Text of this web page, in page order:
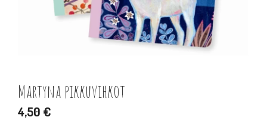
Martyna pikkuvihkot
4,50 €